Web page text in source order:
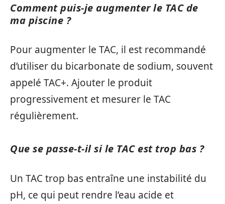
Comment puis-je augmenter le TAC de
ma piscine ?
Pour augmenter le TAC, il est recommandé
d’utiliser du bicarbonate de sodium, souvent
appelé TAC+. Ajouter le produit
progressivement et mesurer le TAC
régulièrement.
Que se passe-t-il si le TAC est trop bas ?
Un TAC trop bas entraîne une instabilité du
pH, ce qui peut rendre l’eau acide et